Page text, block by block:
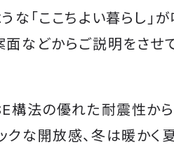
な「ここちよい暮らし」
面などからご説明をさせ
構法の優れた耐震性か
クな開放感、冬は暖かく